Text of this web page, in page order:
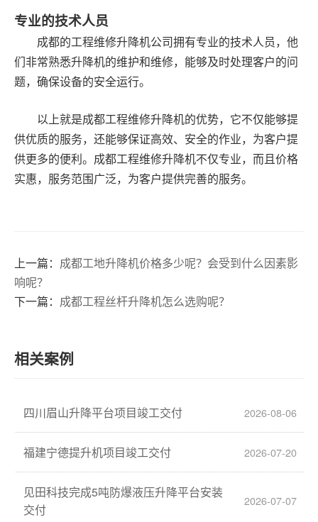
专业的技术人员
成都的工程维修升降机公司拥有专业的技术人员，他
们非常熟悉升降机的维护和维修，能够及时处理客户的问
题，确保设备的安全运行。
以上就是成都工程维修升降机的优势，它不仅能够提
供优质的服务，还能够保证高效、安全的作业，为客户提
供更多的便利。成都工程维修升降机不仅专业，而且价格
实惠，服务范围广泛，为客户提供完善的服务。
上一篇： 成都工地升降机价格多少呢？会受到什么因素影
响呢？
下一篇： 成都工程丝杆升降机怎么选购呢？
相关案例
四川眉山升降平台项目竣工交付 2026-08-06
福建宁德提升机项目竣工交付 2026-07-20
见田科技完成5吨防爆液压升降平台安装
交付
2026-07-07